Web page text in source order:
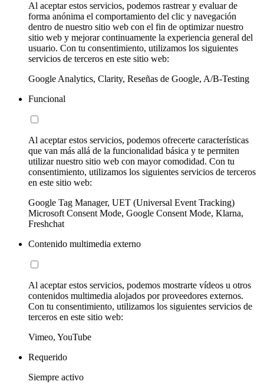
Al aceptar estos servicios, podemos rastrear y evaluar de
forma anónima el comportamiento del clic y navegación
dentro de nuestro sitio web con el fin de optimizar nuestro
sitio web y mejorar continuamente la experiencia general del
usuario. Con tu consentimiento, utilizamos los siguientes
servicios de terceros en este sitio web:
Google Analytics, Clarity, Reseñas de Google, A/B-Testing
Funcional
Al aceptar estos servicios, podemos ofrecerte características
que van más allá de la funcionalidad básica y te permiten
utilizar nuestro sitio web con mayor comodidad. Con tu
consentimiento, utilizamos los siguientes servicios de terceros
en este sitio web:
Google Tag Manager, UET (Universal Event Tracking)
Microsoft Consent Mode, Google Consent Mode, Klarna,
Freshchat
Contenido multimedia externo
Al aceptar estos servicios, podemos mostrarte vídeos u otros
contenidos multimedia alojados por proveedores externos.
Con tu consentimiento, utilizamos los siguientes servicios de
terceros en este sitio web:
Vimeo, YouTube
Requerido
Siempre activo